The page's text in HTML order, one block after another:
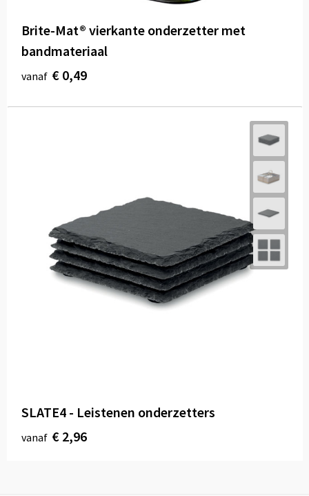
Brite-Mat® vierkante onderzetter met
bandmateriaal
vanaf € 0,49
SLATE4 - Leistenen onderzetters
vanaf € 2,96